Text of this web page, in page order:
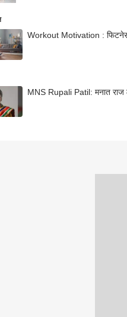
Workout Motivation :
MNS Rupali Patil: मनात राज